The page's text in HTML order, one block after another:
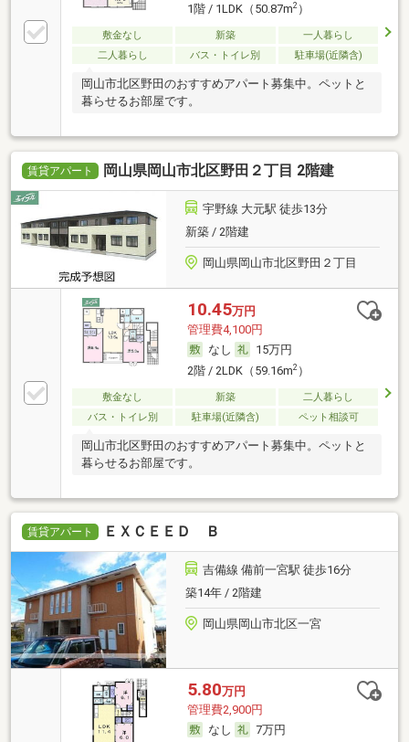
1階 / 1LDK（50.87m2）
敷金なし 新築
一人暮らし
二人暮らし
バス・トイレ別 駐車場(近隣含)
岡山市北区野田のおすすめアパート募集中。ペットと
暮らせるお部屋です。
賃貸アパート 岡山県岡山市北区野田２丁目 2階建
宇野線 大元駅 徒歩13分
新築 / 2階建
岡山県岡山市北区野田２丁目
10.45万円
管理費4,100円
なし
15万円
2階 / 2LDK（59.16m2）
敷金なし 新築
二人暮らし
バス・トイレ別
駐車場(近隣含) ペット相談可
岡山市北区野田のおすすめアパート募集中。ペットと
暮らせるお部屋です。
賃貸アパート ＥＸＣＥＥＤ Ｂ
吉備線 備前一宮駅 徒歩16分
築14年 / 2階建
岡山県岡山市北区一宮
5.80万円
管理費2,900円
なし
7万円